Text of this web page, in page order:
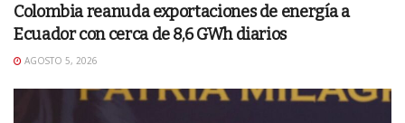
Colombia reanuda exportaciones de energía a
Ecuador con cerca de 8,6 GWh diarios
AGOSTO 5, 2026